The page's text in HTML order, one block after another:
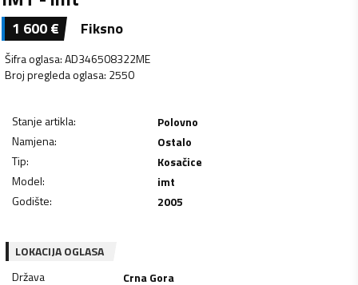
1 600€ Fiksno
Šifra oglasa:AD346508322ME
Broj pregleda oglasa: 2550
Stanje artikla:
Polovno
Namjena:
Ostalo
Tip:
Kosačice
Model:
imt
Godište: 2005
LOKACIJA OGLASA
Država
Crna Gora